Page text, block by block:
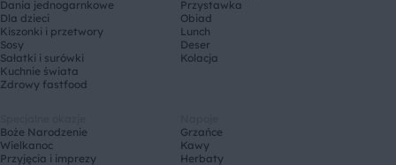
Dania jednogarnkowe
Dla dzieci
Kiszonki i przetwory
Sosy
Sałatki i surówki
Kuchnie świata
Zdrowy fastfood
Przystawka
Obiad
Lunch
Deser
Kolacja
Boże Narodzenie
Wielkanoc
Przyjęcia i imprezy
Grzańce
Kawy
Herbaty